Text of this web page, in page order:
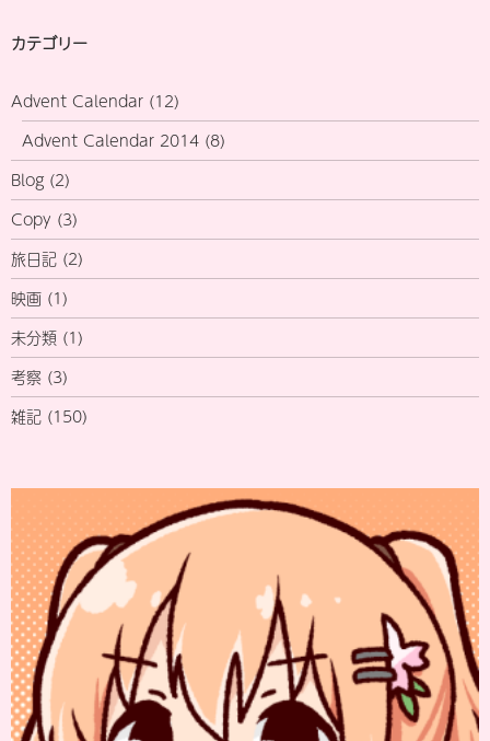
カテゴリー
Advent Calendar (12)
Advent Calendar 2014 (8)
Blog (2)
Copy (3)
旅日記 (2)
映画 (1)
未分類 (1)
考察 (3)
雑記 (150)